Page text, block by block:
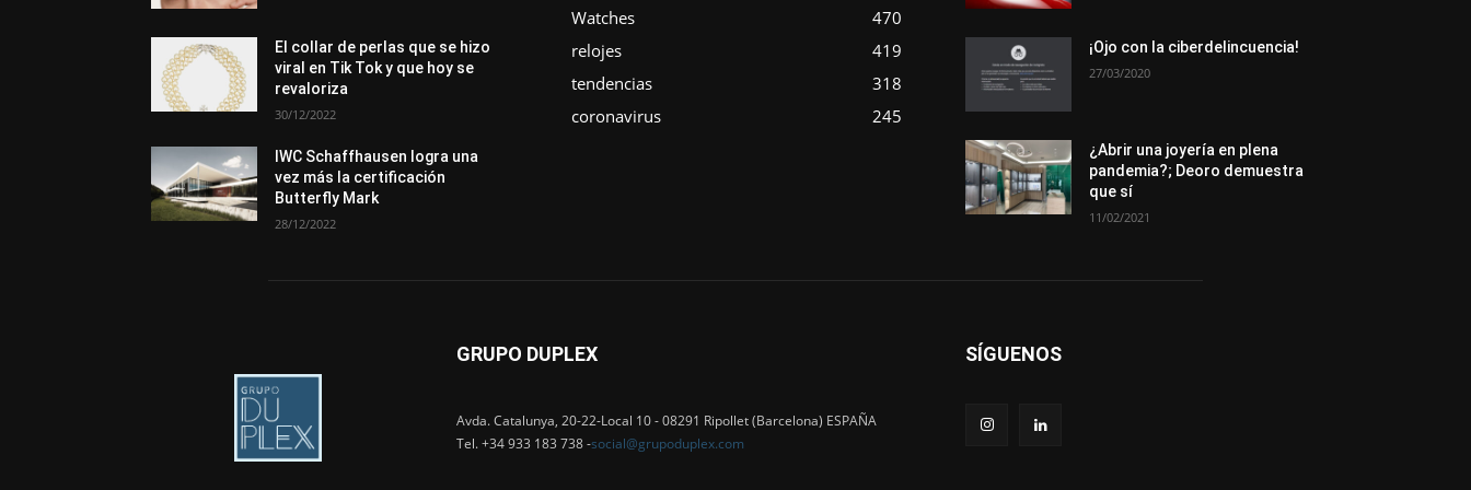
El collar de perlas que se hizo
viral en Tik Tok y que hoy se
revaloriza
30/12/2022
IWC Schaffhausen logra una
vez más la certificación
Butterfly Mark
28/12/2022
Watches
470
relojes
419
tendencias
318
coronavirus
245
¡Ojo con la ciberdelincuencia!
27/03/2020
¿Abrir una joyería en plena
pandemia?; Deoro demuestra
que sí
11/02/2021
GRUPO DUPLEX
Avda. Catalunya, 20-22-Local 10 - 08291 Ripollet (Barcelona) ESPAÑA
Tel. +34 933 183 738 -social@grupoduplex.com
SÍGUENOS